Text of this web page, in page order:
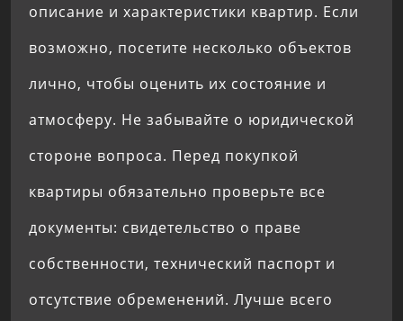
описание и характеристики квартир. Если
возможно, посетите несколько объектов
лично, чтобы оценить их состояние и
атмосферу. Не забывайте о юридической
стороне вопроса. Перед покупкой
квартиры обязательно проверьте все
документы: свидетельство о праве
собственности, технический паспорт и
отсутствие обременений. Лучше всего